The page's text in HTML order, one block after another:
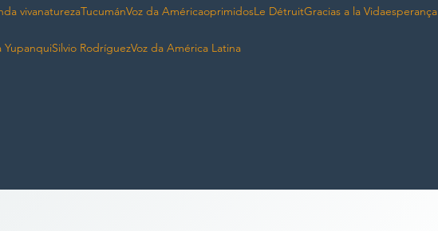
vivanaturezaTucumánVoz da AméricaoprimidosLe DétruitGracias a la Vidaesperança
YupanquiSilvio RodríguezVoz da América Latina